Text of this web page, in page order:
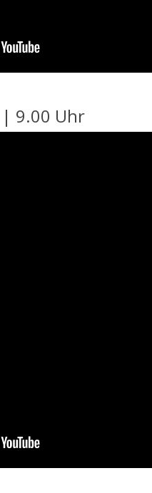
| 9.00 Uhr